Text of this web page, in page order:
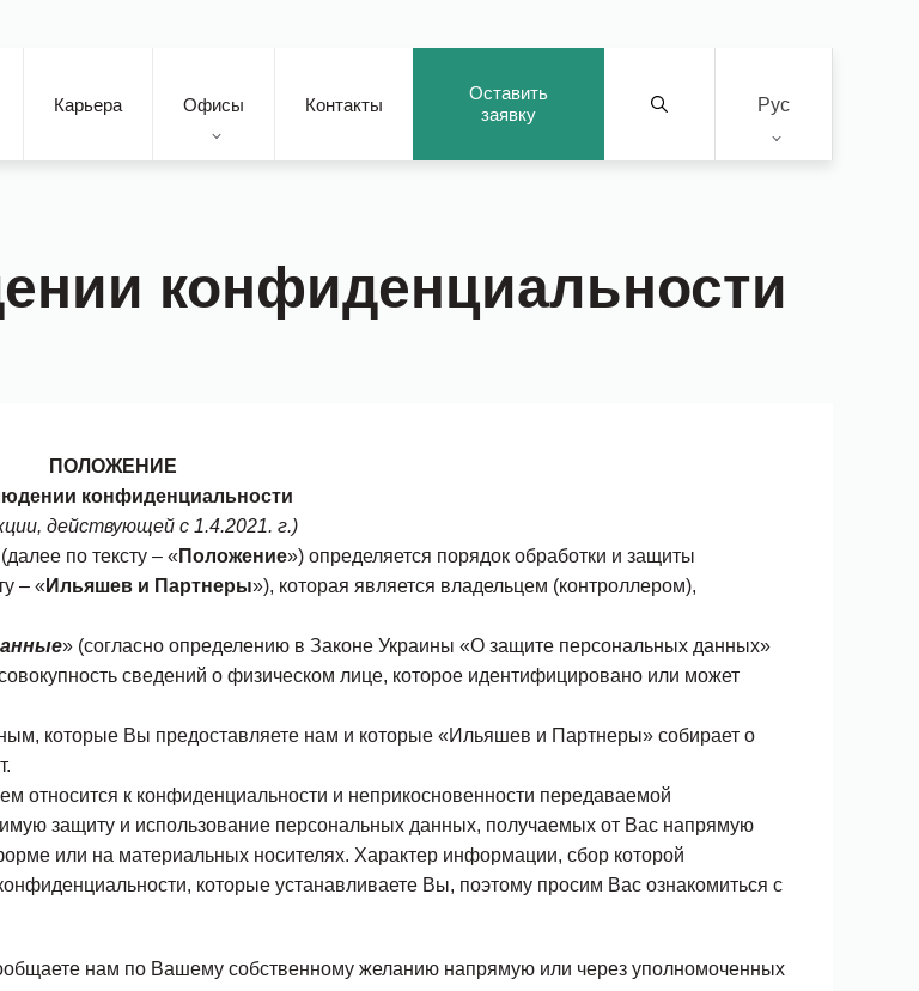
Оставить
заявку
Рус
Карьера Офисы Контакты
конфиденциальности
ПОЛОЖЕНИЕ
конфиденциальности
действующей с 1.4.2021. г.)
по тексту – « Положение») определяется порядок обработки и защиты
– « Ильяшев и Партнеры»), которая является владельцем (контроллером),
» (согласно определению в Законе Украины «О защите персональных данных»
сведений о физическом лице, которое идентифицировано или может
которые Вы предоставляете нам и которые «Ильяшев и Партнеры» собирает о
к конфиденциальности и неприкосновенности передаваемой
защиту и использование персональных данных, получаемых от Вас напрямую
или на материальных носителях. Характер информации, сбор которой
которые устанавливаете Вы, поэтому просим Вас ознакомиться с
нам по Вашему собственному желанию напрямую или через уполномоченных